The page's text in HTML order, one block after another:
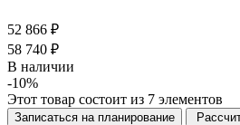
52 866 ₽
58 740 ₽
В наличии
-10%
Этот товар состоит из 7 элементов
Записаться на планирование